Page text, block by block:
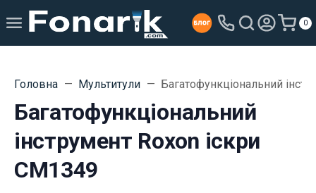
0
Головна Мультитули Багатофункціональний
Багатофункціональний
інструмент Roxon іскри
CM1349